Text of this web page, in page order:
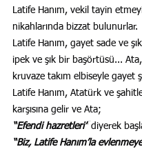
Latife Hanım, vekil tayin
nikahlarında bizzat bulunurlar.
Latife Hanım, gayet sade ve
ipek ve şık bir başörtüsü...
kruvaze takım elbiseyle gayet
Latife Hanım, Atatürk ve
karşısına gelir ve Ata;
“Efendi hazretleri” diyerek
“Biz, Latife Hanım’la